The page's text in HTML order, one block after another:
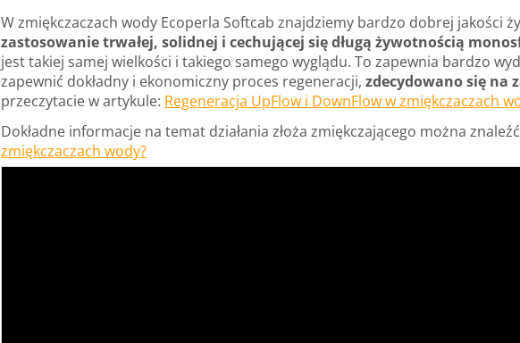
W zmiękczaczach wody Ecoperla Softcab znajdziemy bardzo dobrej jakości
zastosowanie trwałej, solidnej i cechującej się długą żywotnością
jest takiej samej wielkości i takiego samego wyglądu. To zapewnia bardzo
zapewnić dokładny i ekonomiczny proces regeneracji, zdecydowano się na
przeczytacie w artykule: Regeneracja UpFlow i DownFlow w zmiękczaczach
Dokładne informacje na temat działania złoża zmiękczającego można
zmiękczaczach wody?